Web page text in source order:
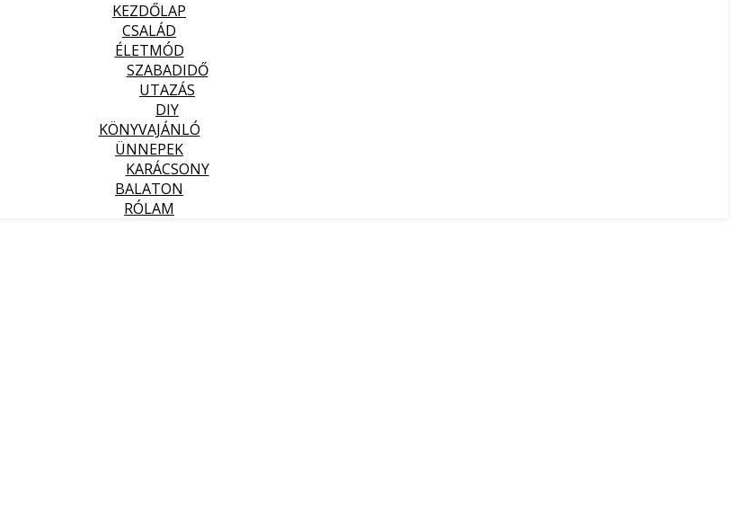
KEZDŐLAP
CSALÁD
ÉLETMÓD
SZABADIDŐ
UTAZÁS
DIY
KÖNYVAJÁNLÓ
ÜNNEPEK
KARÁCSONY
BALATON
RÓLAM